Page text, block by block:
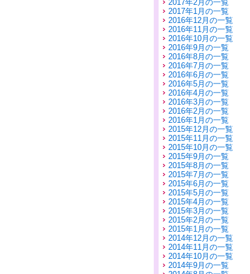
2017年2月の一覧
2017年1月の一覧
2016年12月の一覧
2016年11月の一覧
2016年10月の一覧
2016年9月の一覧
2016年8月の一覧
2016年7月の一覧
2016年6月の一覧
2016年5月の一覧
2016年4月の一覧
2016年3月の一覧
2016年2月の一覧
2016年1月の一覧
2015年12月の一覧
2015年11月の一覧
2015年10月の一覧
2015年9月の一覧
2015年8月の一覧
2015年7月の一覧
2015年6月の一覧
2015年5月の一覧
2015年4月の一覧
2015年3月の一覧
2015年2月の一覧
2015年1月の一覧
2014年12月の一覧
2014年11月の一覧
2014年10月の一覧
2014年9月の一覧